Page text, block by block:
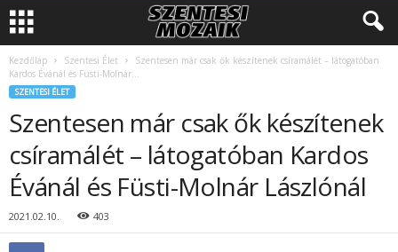
Kezdőlap Szentesi Élet
Szentesen már csak ők készítenek csíramálét – látogatóban
Kardos Évánál és Füsti-Molnár...
SZENTESI ÉLET
Szentesen már csak ők készítenek
csíramálét – látogatóban Kardos
Évánál és Füsti-Molnár Lászlónál
2021.02.10. 403